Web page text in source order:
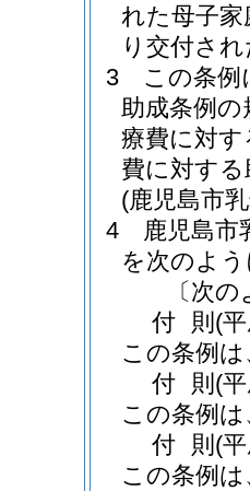
れた母子
り交付さ
3
この条例
助成条例
療費に対
費に対す
(鹿児島市
4
鹿児島市
を次のよ
〔次
付 則 (
この条例
付 則 (
この条例
付 則 (
この条例